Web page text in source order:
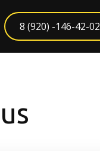
8 (920) -146-42-02